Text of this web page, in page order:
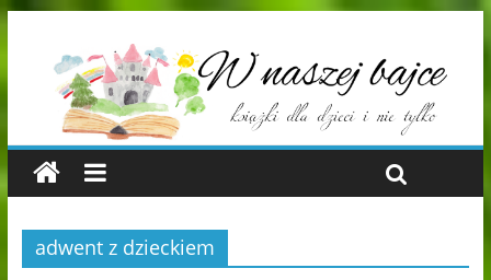
adwent z dzieckiem